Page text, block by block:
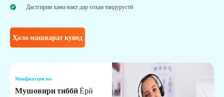
Дастгирии ҳама вақт дар соҳаи тандурустӣ
Ҳоло машварат кунед
Манфиатҳои мо
Мушовири тиббӣЁрӣ